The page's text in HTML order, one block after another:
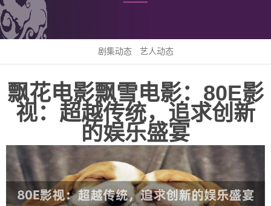
剧集动态 艺人动态
飘花电影飘雪电影：80E影
视：超越传统，追求创新
的娱乐盛宴